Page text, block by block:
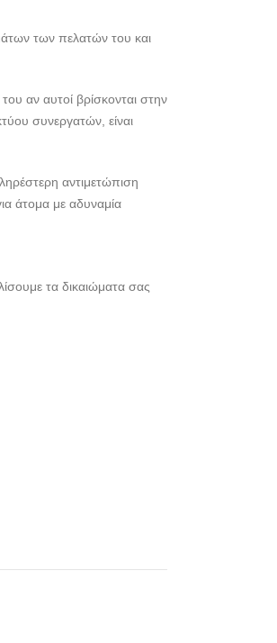
των πελατών του και
αν αυτοί βρίσκονται στην
συνεργατών, είναι
αντιμετώπιση
άτομα με αδυναμία
τα δικαιώματα σας